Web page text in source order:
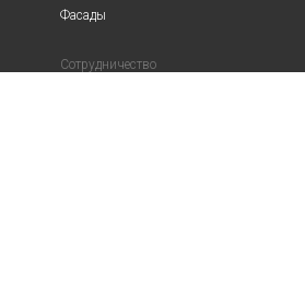
Фасады
Сотрудничество